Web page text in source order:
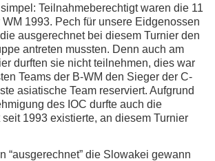
Teilnahmeberechtigt waren die 11
WM 1993. Pech für unsere Eidgenossen
ausgerechnet bei diesem Turnier den
antreten mussten. Denn auch am
durften sie nicht teilnehmen, dies war
Teams der B-WM den Sieger der C-
asiatische Team reserviert. Aufgrund
des IOC durfte auch die
1993 existierte, an diesem Turnier
“ausgerechnet” die Slowakei gewann